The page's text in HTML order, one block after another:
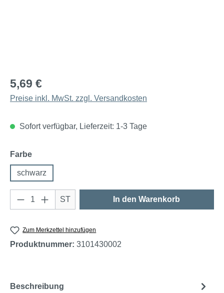
5,69 €
Preise inkl. MwSt. zzgl. Versandkosten
Sofort verfügbar, Lieferzeit: 1-3 Tage
Farbeauswählen
schwarz
Produkt Anzahl: Gib den gewünschten
ST In den Warenkorb
Zum Merkzettel hinzufügen
Produktnummer: 3101430002
Beschreibung